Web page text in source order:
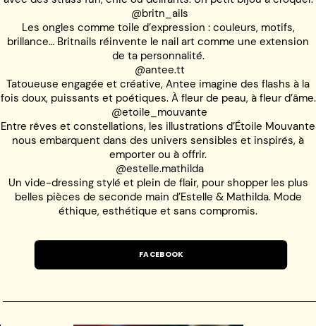
@britn_ails
Les ongles comme toile d’expression : couleurs, motifs,
brillance… Britnails réinvente le nail art comme une extension
de ta personnalité.
@antee.tt
Tatoueuse engagée et créative, Antee imagine des flashs à la
fois doux, puissants et poétiques. À fleur de peau, à fleur d’âme.
@etoile_mouvante
Entre rêves et constellations, les illustrations d’Étoile Mouvante
nous embarquent dans des univers sensibles et inspirés, à
emporter ou à offrir.
@estelle.mathilda
Un vide-dressing stylé et plein de flair, pour shopper les plus
belles pièces de seconde main d’Estelle & Mathilda. Mode
éthique, esthétique et sans compromis.
FACEBOOK